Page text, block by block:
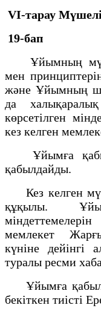
VI-тарау
19-бап
Ұйымның
мен
және Ұйымның
да
көрсетiлген
кез келген
Ұйымға
қабылдайды.
Кез келген
құқылы.
мемлекет
күнiне дейiнгi
туралы ресми
Ұйымға
бекiткен тиiстi